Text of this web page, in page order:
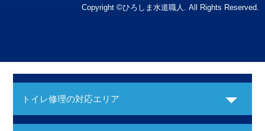
Copyright ©ひろしま水道職人. All Rights Reserved.
トイレ修理の対応エリア